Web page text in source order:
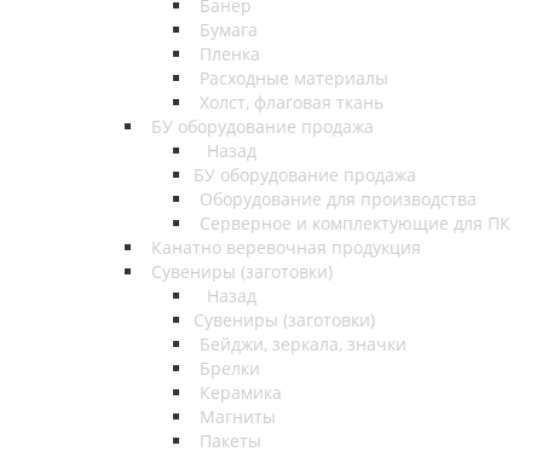
Банер
Бумага
Пленка
Расходные материалы
Холст, флаговая ткань
БУ оборудование продажа
Назад
БУ оборудование продажа
Оборудование для производства
Серверное и комплектующие для ПК
Канатно веревочная продукция
Сувениры (заготовки)
Назад
Сувениры (заготовки)
Бейджи, зеркала, значки
Брелки
Керамика
Магниты
Пакеты